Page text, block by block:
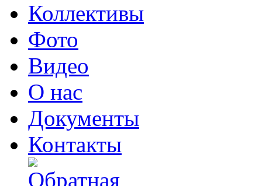
Коллективы
Фото
Видео
О нас
Документы
Контакты